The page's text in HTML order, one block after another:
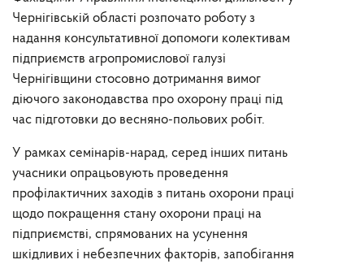
Чернігівській області розпочато роботу з
надання консультативної допомоги колективам
підприємств агропромислової галузі
Чернігівщини стосовно дотримання вимог
діючого законодавства про охорону праці під
час підготовки до весняно-польових робіт.
У рамках семінарів-нарад, серед інших питань
учасники опрацьовують проведення
профілактичних заходів з питань охорони праці
щодо покращення стану охорони праці на
підприємстві, спрямованих на усунення
шкідливих і небезпечних факторів, запобігання